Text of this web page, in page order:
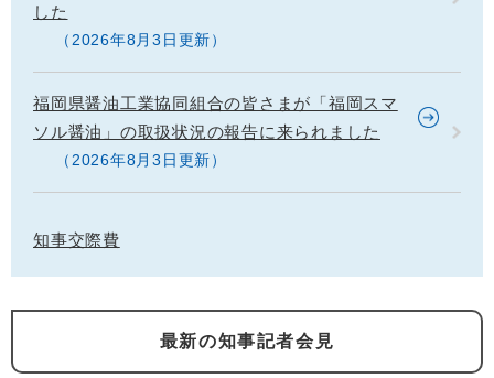
した
2026年8月3日更新
福岡県醤油工業協同組合の皆さまが「福岡スマ
ソル醤油」の取扱状況の報告に来られました
2026年8月3日更新
知事交際費
最新の知事記者会見